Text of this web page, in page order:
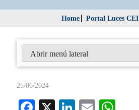
Home Portal Luces CEI
25/06/2024
Abrir menú lateral